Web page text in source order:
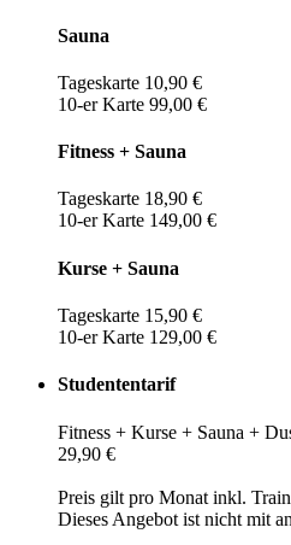
Sauna
Tageskarte 10,90 €
10-er Karte 99,00 €
Fitness + Sauna
Tageskarte 18,90 €
10-er Karte 149,00 €
Kurse + Sauna
Tageskarte 15,90 €
10-er Karte 129,00 €
Studententarif
Fitness + Kurse + Sauna +
29,90 €
Preis gilt pro Monat inkl.
Dieses Angebot ist nicht mit